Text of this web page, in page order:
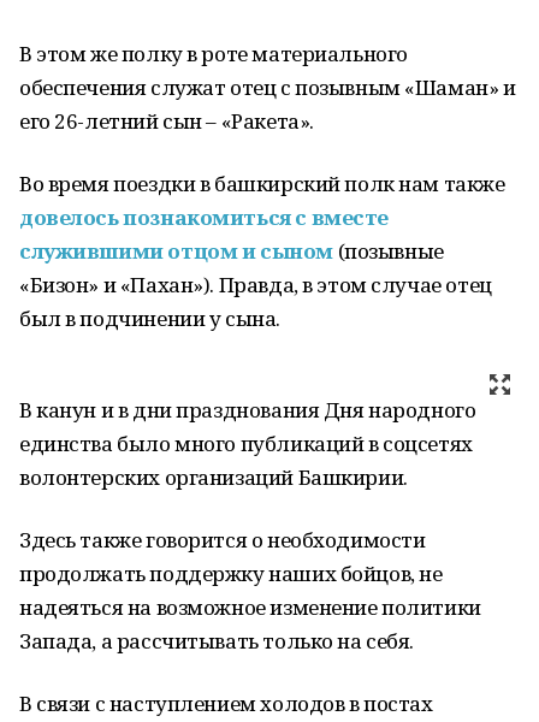
В этом же полку в роте материального
обеспечения служат отец с позывным «Шаман» и
его 26-летний сын – «Ракета».
Во время поездки в башкирский полк нам также
довелось познакомиться с вместе
служившими отцом и сыном (позывные
«Бизон» и «Пахан»). Правда, в этом случае отец
был в подчинении у сына.
В канун и в дни празднования Дня народного
единства было много публикаций в соцсетях
волонтерских организаций Башкирии.
Здесь также говорится о необходимости
продолжать поддержку наших бойцов, не
надеяться на возможное изменение политики
Запада, а рассчитывать только на себя.
В связи с наступлением холодов в постах